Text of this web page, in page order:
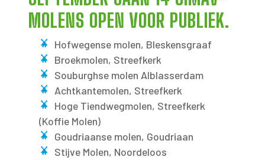
MOLENS OPEN VOOR PUBLIEK.
Hofwegense molen, Bleskensgraaf
Broekmolen, Streefkerk
Souburghse molen Alblasserdam
Achtkantemolen, Streefkerk
Hoge Tiendwegmolen, Streefkerk
(Koffie Molen)
Goudriaanse molen, Goudriaan
Stijve Molen, Noordeloos